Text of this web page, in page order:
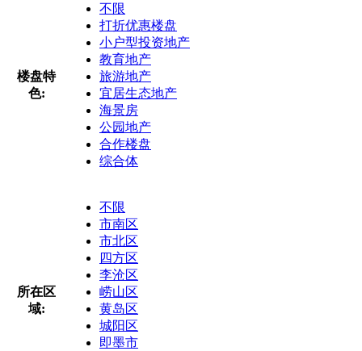
楼盘特
色:
不限
打折优惠楼盘
小户型投资地产
教育地产
旅游地产
宜居生态地产
海景房
公园地产
合作楼盘
综合体
所在区
域:
不限
市南区
市北区
四方区
李沧区
崂山区
黄岛区
城阳区
即墨市